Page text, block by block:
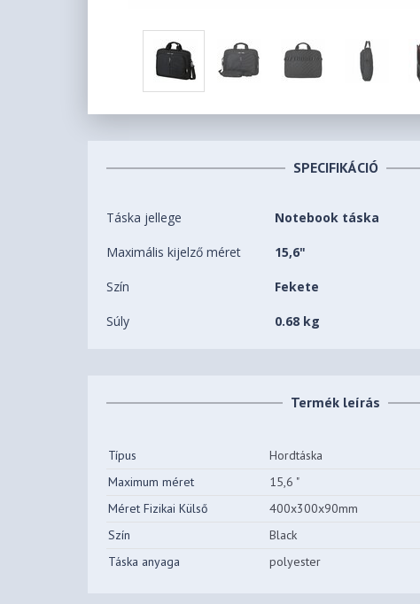
SPECIFIKÁCIÓ
Táska jellege Notebook táska
Maximális kijelző méret 15,6"
Szín Fekete
Súly 0.68 kg
Termék leírás
Típus
Hordtáska
Maximum méret
15,6 "
Méret Fizikai Külső
400x300x90mm
Szín
Black
Táska anyaga
polyester